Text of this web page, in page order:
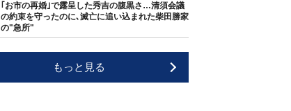
｢お市の再婚｣で露呈した秀吉の腹黒さ…清須会議
の約束を守ったのに､滅亡に追い込まれた柴田勝家
の"急所"
もっと見る